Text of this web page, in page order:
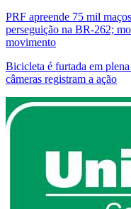
PRF apreende 75 mil
perseguição na BR-262;
movimento
Bicicleta é furtada em
câmeras registram a ação